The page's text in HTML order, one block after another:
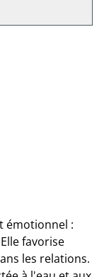
émotionnel :
favorise
les relations.